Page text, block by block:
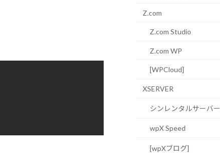
Z.com
Z.com Studio
Z.com WP
[WPCloud]
XSERVER
シンレンタルサーバー
wpX Speed
[wpXブログ]